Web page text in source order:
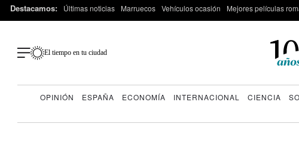
Destacamos: Últimas noticias Marruecos Vehículos ocasión Mejores películas
El tiempo en tu ciudad
OPINIÓN ESPAÑA ECONOMÍA INTERNACIONAL CIENCIA